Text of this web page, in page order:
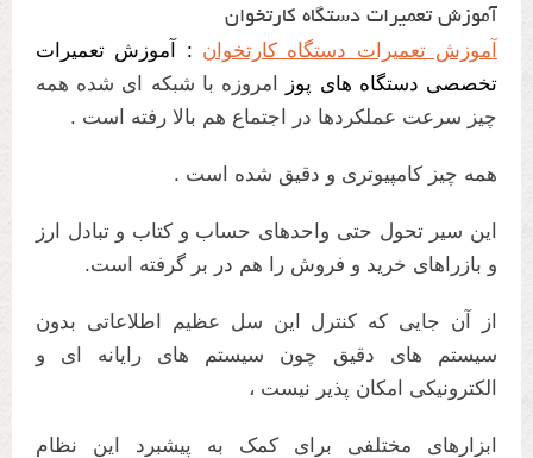
آموزش تعمیرات دستگاه کارتخوان
آموزش تعمیرات دستگاه کارتخوان : آموزش تعمیرات
تخصصی دستگاه های پوز
امروزه با شبکه ای شده همه
چیز سرعت عملکردها در اجتماع هم بالا رفته است .
همه چیز کامپیوتری و دقیق شده است .
این سیر تحول حتی واحدهای حساب و کتاب و تبادل ارز
و بازراهای خرید و فروش را هم در بر گرفته است.
از آن جایی که کنترل این سل عظیم اطلاعاتی بدون
سیستم های دقیق چون سیستم های رایانه ای و
الکترونیکی امکان پذیر نیست ،
ابزارهای مختلفی برای کمک به پیشبرد این نظام